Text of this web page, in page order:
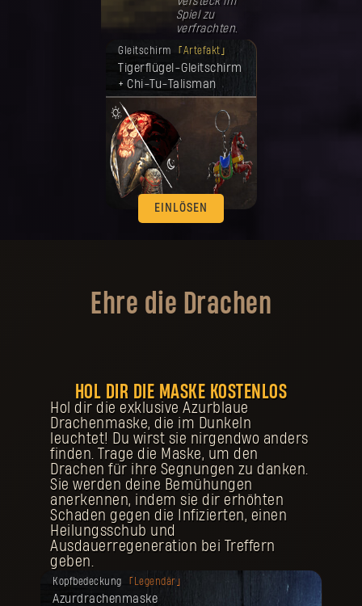
Spiel zu
verfrachten.
Gleitschirm Artefakt
Tigerflügel-Gleitschirm
+ Chi-Tu-Talisman
EINLÖSEN
Deine Belohnung ist freigeschaltet
worden.
Ehre die Drachen
HOL DIR DIE MASKE KOSTENLOS
Hol dir die exklusive Azurblaue
Drachenmaske, die im Dunkeln
leuchtet! Du wirst sie nirgendwo anders
finden. Trage die Maske, um den
Drachen für ihre Segnungen zu danken.
Sie werden deine Bemühungen
anerkennen, indem sie dir erhöhten
Schaden gegen die Infizierten, einen
Heilungsschub und
Ausdauerregeneration bei Treffern
geben.
Kopfbedeckung Legendär
Azurdrachenmaske
Deine Belohnung ist freigeschaltet
worden.